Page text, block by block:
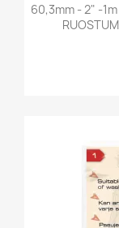
60,3mm - 2" -1m